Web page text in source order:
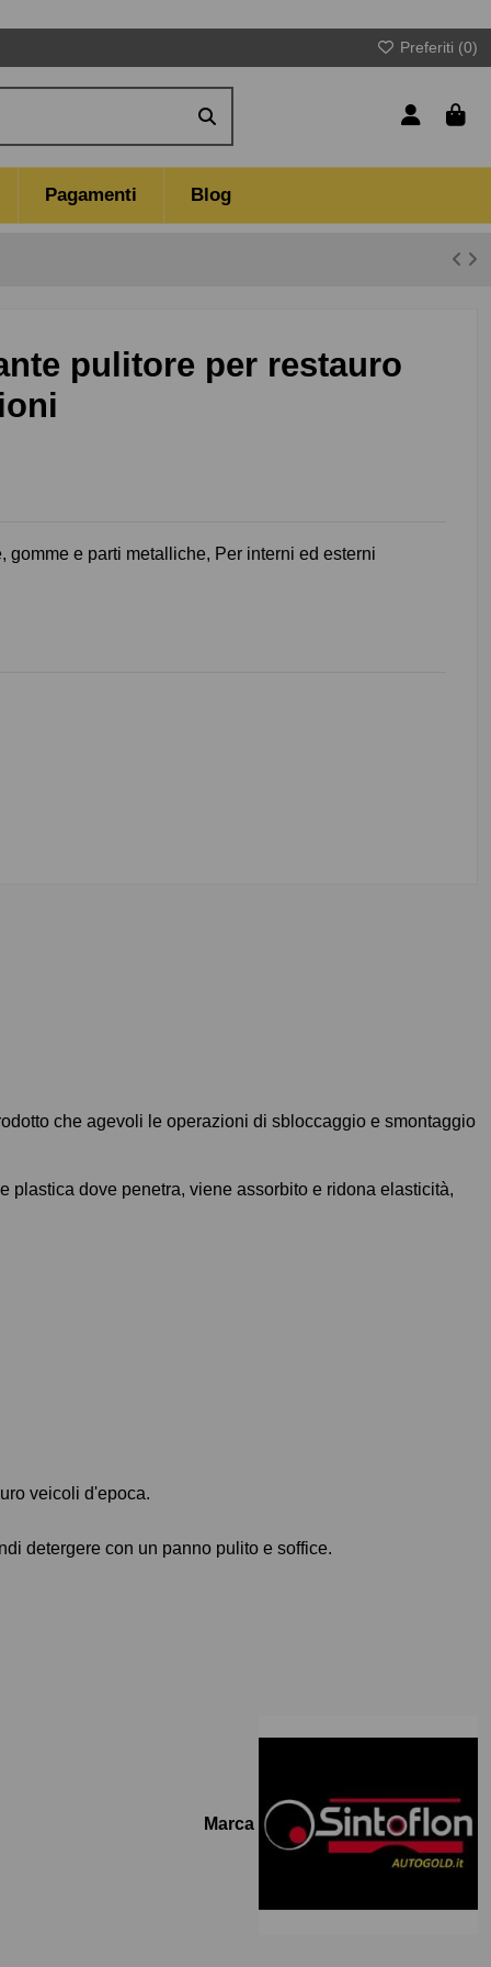
Preferiti (0)
Pagamenti Blog
pulitore per restauro
e parti metalliche, Per interni ed esterni
che agevoli le operazioni di sbloccaggio e smontaggio
plastica dove penetra, viene assorbito e ridona elasticità,
veicoli d'epoca.
detergere con un panno pulito e soffice.
Marca